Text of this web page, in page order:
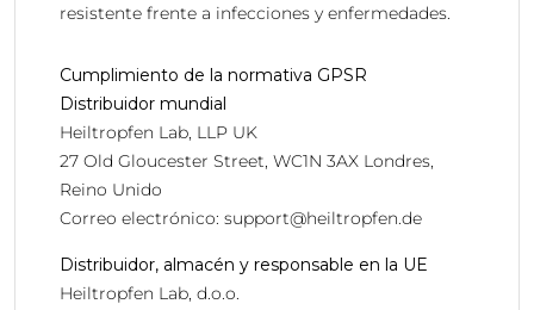
resistente frente a infecciones y enfermedades.
Cumplimiento de la normativa GPSR
Distribuidor mundial
Heiltropfen Lab, LLP UK
27 Old Gloucester Street, WC1N 3AX Londres,
Reino Unido
Correo electrónico: support@heiltropfen.de
Distribuidor, almacén y responsable en la UE
Heiltropfen Lab, d.o.o.